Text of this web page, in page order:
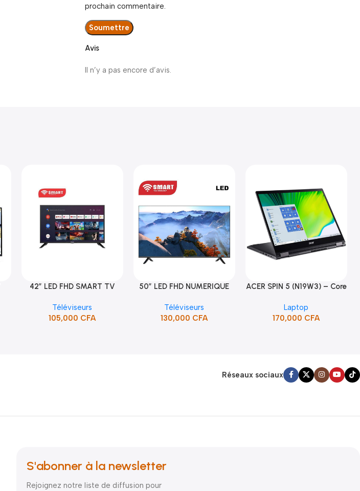
Avis
Il n’y a pas encore d’avis.
prochain commentaire.
Ajouter Au Panier
42″ LED FHD SMART TV
Téléviseurs
105,000 CFA
Ajouter Au Panier
50″ LED FHD NUMERIQUE
Téléviseurs
130,000 CFA
Ajouter Au Panier
ACER SPIN 5 (N19W3) – Core
Laptop
170,000 CFA
Réseaux sociaux
S'abonner à la newsletter
Rejoignez notre liste de diffusion pour